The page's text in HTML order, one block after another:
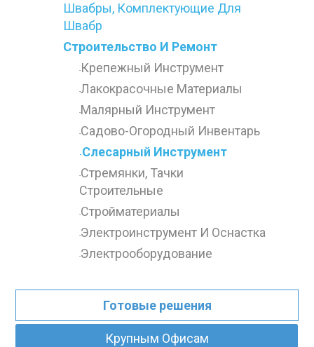
Швабры, Комплектующие Для
Швабр
Строительство И Ремонт
-Крепежный Инструмент
-Лакокрасочные Материалы
-Малярный Инструмент
-Садово-Огородный Инвентарь
-Слесарный Инструмент
-Стремянки, Тачки
Строительные
-Стройматериалы
-Электроинструмент И Оснастка
-Электрооборудование
Готовые решения
Крупным Офисам